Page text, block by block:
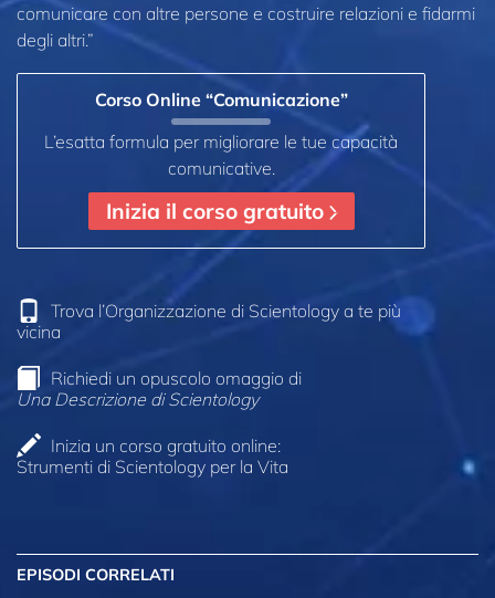
comunicare con altre persone e costruire relazioni e fidarmi
degli altri.”
Corso Online “Comunicazione”
L’esatta formula per migliorare le tue capacità
comunicative.
Inizia il corso gratuito
Trova l’Organizzazione di Scientology a te più
vicina
Richiedi un opuscolo omaggio di
Una Descrizione di Scientology
Inizia un corso gratuito online:
Strumenti di Scientology per la Vita
EPISODI CORRELATI